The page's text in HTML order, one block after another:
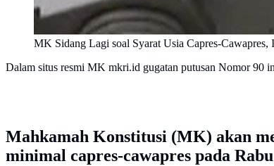
MK Sidang Lagi soal Syarat Usia Capres-
Dalam situs resmi MK mkri.id gugatan putusan Nomor 90
Mahkamah Konstitusi (MK) akan
minimal capres-cawapres pada